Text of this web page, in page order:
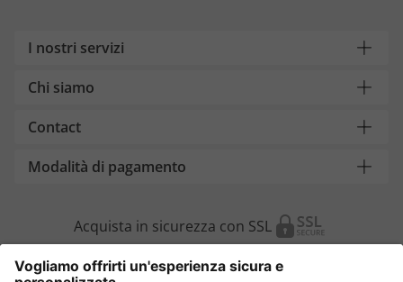
I nostri servizi
Chi siamo
Contact
Modalità di pagamento
Acquista in sicurezza con SSL